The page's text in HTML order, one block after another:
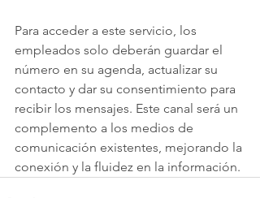
Para acceder a este servicio, los
empleados solo deberán guardar el
número en su agenda, actualizar su
contacto y dar su consentimiento para
recibir los mensajes. Este canal será un
complemento a los medios de
comunicación existentes, mejorando la
conexión y la fluidez en la información.